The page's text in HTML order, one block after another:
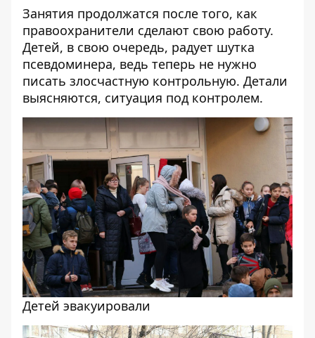
Занятия продолжатся после того, как
правоохранители сделают свою работу.
Детей, в свою очередь, радует шутка
псевдоминера, ведь теперь не нужно
писать злосчастную контрольную. Детали
выясняются, ситуация под контролем.
Детей эвакуировали